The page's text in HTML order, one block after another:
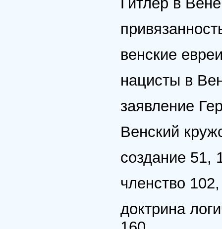
венские
нацисты в
заявление
Венский
создание 51,
членство
доктрина